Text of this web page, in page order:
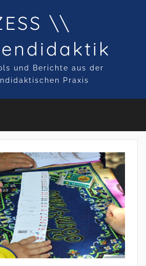
\\
und Berichte aus der
Praxis